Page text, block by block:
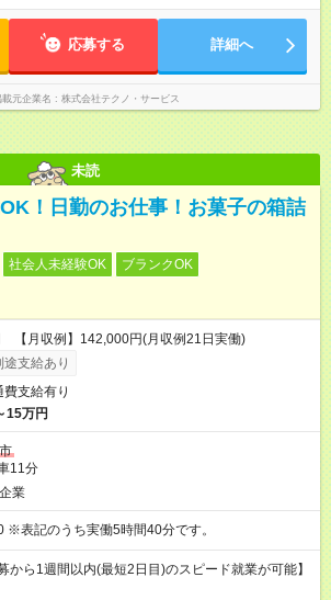
応募する 詳細へ
載元企業名 株式会社テクノ・サービス
未読
！日勤のお仕事！お菓子の箱詰
社会人未経験OK
ブランクOK
【月収例】142,000円(月収例21日実働)
支給あり
費支給有り
15万円
11分
業
9:00～16:00 ※表記のうち実働5時間40分です。
から1週間以内(最短2日目)のスピード就業が可能】